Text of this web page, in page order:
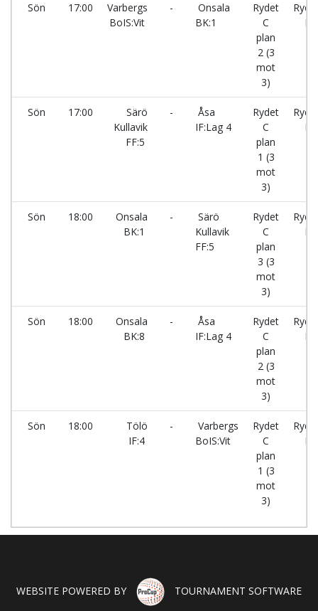
Sön 17:00
Varbergs
BoIS:Vit
-
Onsala
BK:1
Rydet
C
plan
2 (3
mot
3)
IP
Sön 17:00
Särö
Kullavik
FF:5
-
Åsa
IF:Lag 4
Rydet
C
plan
1 (3
mot
3)
IP
Sön 18:00
Onsala
BK:1
-
Särö
Kullavik
FF:5
Rydet
C
plan
3 (3
mot
3)
IP
Sön 18:00
Onsala
BK:8
-
Åsa
IF:Lag 4
Rydet
C
plan
2 (3
mot
3)
IP
Sön 18:00
Tölö
IF:4
-
Varbergs
BoIS:Vit
Rydet
C
plan
1 (3
mot
3)
IP
WEBSITE POWERED BY TOURNAMENT SOFTWARE